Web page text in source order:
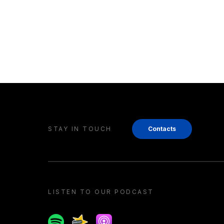
STAY IN TOUCH Contacts
LISTEN TO OUR PODCAST
SpotifySpreakerApple podcast